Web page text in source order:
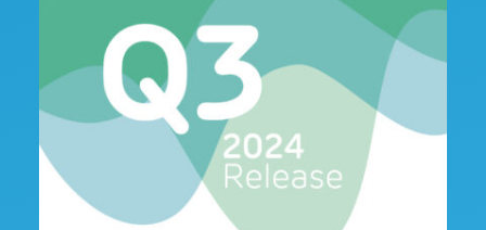
Audio Analyzer Österreich:
Zahlen zum
Nutzungsverhalten im 3.